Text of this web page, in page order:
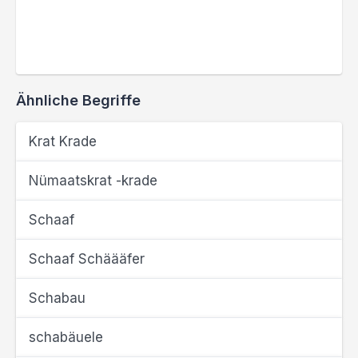
Ähnliche Begriffe
Krat Krade
Nümaatskrat -krade
Schaaf
Schaaf Schäääfer
Schabau
schabäuele